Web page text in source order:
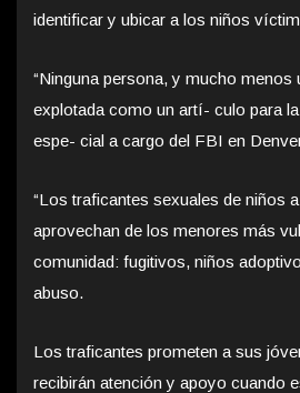
identificar y ubicar a los niños
“Ninguna persona, y mucho menos
explotada como un artí- culo para la
espe- cial a cargo del FBI en
“Los traficantes sexuales de niños
aprovechan de los menores más
comunidad: fugitivos, niños
abuso.
Los traficantes prometen a sus
recibirán atención y apoyo cuando